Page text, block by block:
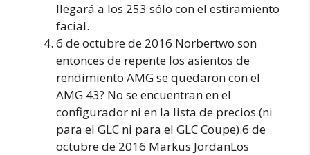
llegará a los 253 sólo con el estiramiento
facial.
6 de octubre de 2016 Norbertwo son
entonces de repente los asientos de
rendimiento AMG se quedaron con el
AMG 43? No se encuentran en el
configurador ni en la lista de precios (ni
para el GLC ni para el GLC Coupe).6 de
octubre de 2016 Markus JordanLos